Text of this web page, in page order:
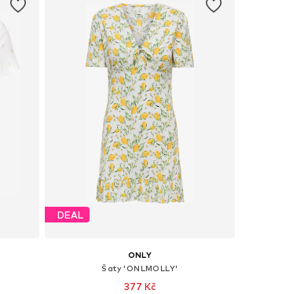
DEAL
ONLY
Šaty 'ONLMOLLY'
377 Kč